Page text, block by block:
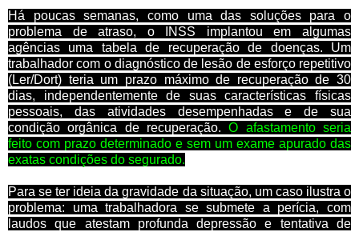
Há poucas semanas, como uma das soluções para o
problema de atraso, o INSS implantou em algumas
agências uma tabela de recuperação de doenças. Um
trabalhador com o diagnóstico de lesão de esforço repetitivo
(Ler/Dort) teria um prazo máximo de recuperação de 30
dias, independentemente de suas características físicas
pessoais, das atividades desempenhadas e de sua
condição orgânica de recuperação.O afastamento seria
feito com prazo determinado e sem um exame apurado das
exatas condições do segurado.
Para se ter ideia da gravidade da situação, um caso ilustra o
problema: uma trabalhadora se submete a perícia, com
laudos que atestam profunda depressão e tentativa de